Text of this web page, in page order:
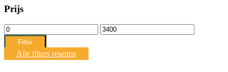
Prijs
Min.
prijs
Max.
prijs
Filter
Alle filters resetten